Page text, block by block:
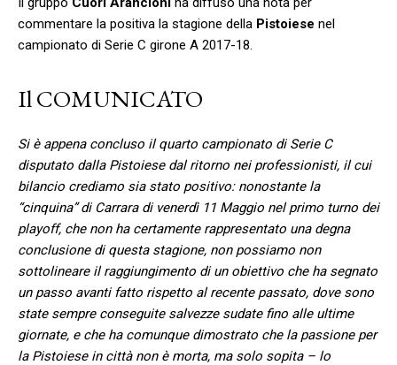
commentare la positiva la stagione della Pistoiese nel
campionato di Serie C girone A 2017-18.
Il COMUNICATO
Si è appena concluso il quarto campionato di Serie C
disputato dalla Pistoiese dal ritorno nei professionisti, il cui
bilancio crediamo sia stato positivo: nonostante la
“cinquina” di Carrara di venerdì 11 Maggio nel primo turno dei
playoff, che non ha certamente rappresentato una degna
conclusione di questa stagione, non possiamo non
sottolineare il raggiungimento di un obiettivo che ha segnato
un passo avanti fatto rispetto al recente passato, dove sono
state sempre conseguite salvezze sudate fino alle ultime
giornate, e che ha comunque dimostrato che la passione per
la Pistoiese in città non è morta, ma solo sopita – lo